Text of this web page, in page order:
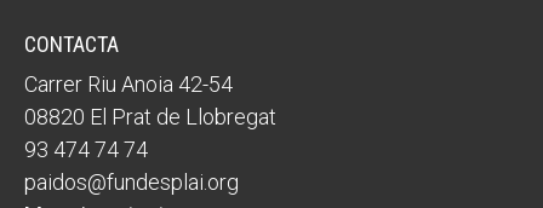
CONTACTA
Carrer Riu Anoia 42-54
08820 El Prat de Llobregat
93 474 74 74
paidos@fundesplai.org